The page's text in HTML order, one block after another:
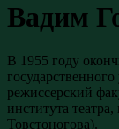
Вадим
В 1955 году
режиссерский
института
Товстоногова).